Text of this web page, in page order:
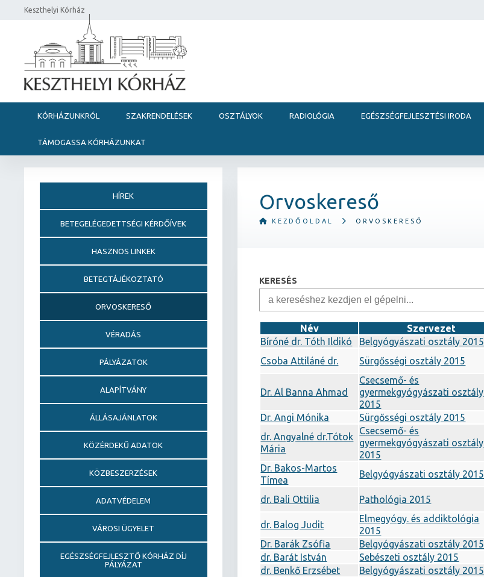
Keszthelyi Kórház
KÓRHÁZUNKRÓL SZAKRENDELÉSEK OSZTÁLYOK RADIOLÓGIA EGÉSZSÉGFEJLESZTÉSI IRODA
TÁMOGASSA KÓRHÁZUNKAT
Orvoskereső
KEZDŐOLDAL ORVOSKERESŐ
KERESÉS
Név Szervezet
Bíróné dr. Tóth Ildikó
Belgyógyászati osztály 2015
Csoba Attiláné dr.
Sürgősségi osztály 2015
Dr. Al Banna Ahmad
Csecsemő- és
gyermekgyógyászati osztály
2015
Dr. Angi Mónika Sürgősségi osztály 2015
dr. Angyalné dr.Tótok
Mária
Csecsemő- és
gyermekgyógyászati osztály
2015
Dr. Bakos-Martos
Tímea
Belgyógyászati osztály 2015
dr. Bali Ottilia Pathológia 2015
dr. Balog Judit
Elmegyógy. és addiktológia
2015
Dr. Barák Zsófia
Belgyógyászati osztály 2015
dr. Barát István
Sebészeti osztály 2015
dr. Benkő Erzsébet
Belgyógyászati osztály 2015
HÍREK
BETEGELÉGEDETTSÉGI KÉRDŐÍVEK
HASZNOS LINKEK
BETEGTÁJÉKOZTATÓ
ORVOSKERESŐ
VÉRADÁS
PÁLYÁZATOK
ALAPÍTVÁNY
ÁLLÁSAJÁNLATOK
KÖZÉRDEKŰ ADATOK
KÖZBESZERZÉSEK
ADATVÉDELEM
VÁROSI ÜGYELET
EGÉSZSÉGFEJLESZTŐ KÓRHÁZ DÍJ
PÁLYÁZAT